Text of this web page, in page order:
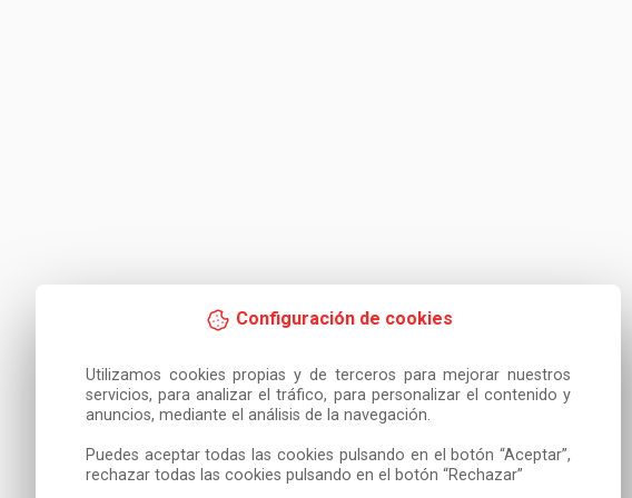
Configuración de cookies
Utilizamos cookies propias y de terceros para mejorar nuestros
servicios, para analizar el tráfico, para personalizar el contenido y
anuncios, mediante el análisis de la navegación.
Puedes aceptar todas las cookies pulsando en el botón “Aceptar”,
rechazar todas las cookies pulsando en el botón “Rechazar”